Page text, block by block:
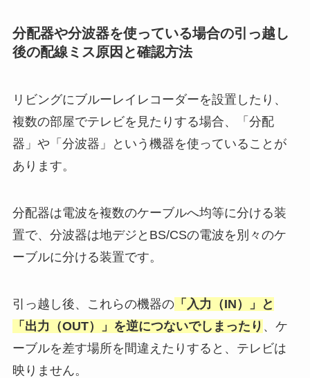
分配器や分波器を使っている場合の引っ越し
後の配線ミス原因と確認方法
リビングにブルーレイレコーダーを設置したり、
複数の部屋でテレビを見たりする場合、「分配
器」や「分波器」という機器を使っていることが
あります。
分配器は電波を複数のケーブルへ均等に分ける装
置で、分波器は地デジとBS/CSの電波を別々のケ
ーブルに分ける装置です。
引っ越し後、これらの機器の「入力（IN）」と
「出力（OUT）」を逆につないでしまったり 、ケ
ーブルを差す場所を間違えたりすると、テレビは
映りません。